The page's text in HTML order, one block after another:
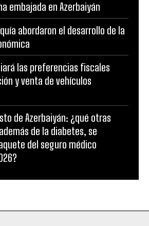
embajada en Azerbaiyán
abordaron el desarrollo de la
las preferencias fiscales
y venta de vehículos
de Azerbaiyán: ¿qué otras
de la diabetes, se
del seguro médico